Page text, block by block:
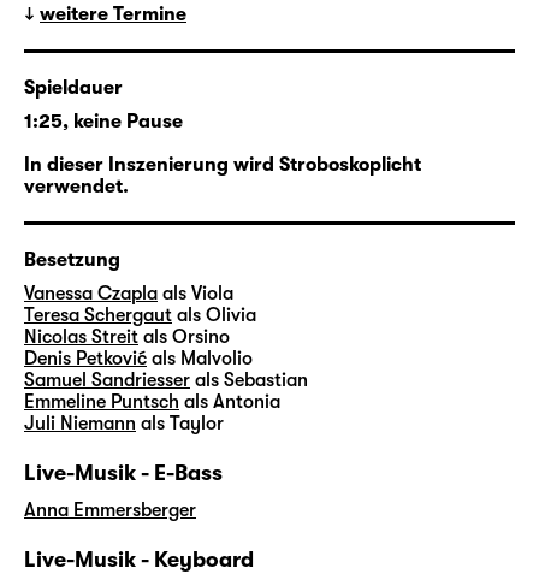
für die Gefühlswelten und
Lebenserfahrungen abertausender
Menschen. Wirklichkeit und Spiel, doppelte
Böden, Alter Egos und die Uneindeutigkeit
zwischen Gezeigtem und Gesehenem sind in
ihren Songs dabei ähnlich alltäglich wie in
„Was ihr wollt“.
In ihrer vierten Regiearbeit am Schauspiel
Leipzig verschränkt
Shakespeare-Klassiker mit Motiven, der
Ästhetik und natürlich etlichen Songs von
Taylor Swift und holt den elisabethanischen
Stoff so ins Hier und Jetzt auf die Große
Bühne.
weitere Termine
Spieldauer
1:25, keine Pause
In dieser Inszenierung wird Stroboskoplicht
verwendet.
Besetzung
Vanessa Czapla als Viola
Teresa Schergaut als Olivia
Nicolas Streit als Orsino
Denis Petković als Malvolio
Samuel Sandriesser als Sebastian
Emmeline Puntsch als Antonia
Juli Niemann als Taylor
Live-Musik - E-Bass
Anna Emmersberger
Live-Musik - Keyboard